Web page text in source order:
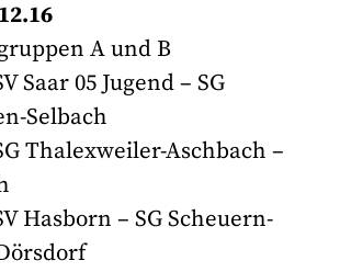
A und B
Saar 05 Jugend – SG
Selbach
Thalexweiler-Aschbach –
Hasborn – SG Scheuern-